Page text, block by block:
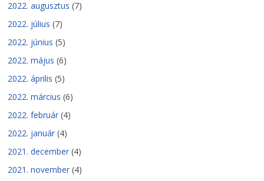
2022. augusztus (7)
2022. július (7)
2022. június (5)
2022. május (6)
2022. április (5)
2022. március (6)
2022. február (4)
2022. január (4)
2021. december (4)
2021. november (4)